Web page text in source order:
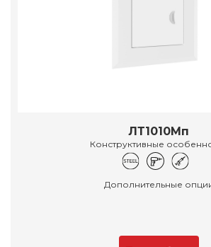
ЛТ1010Мп
Конструктивные
Дополнительные